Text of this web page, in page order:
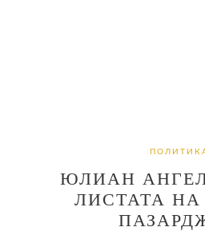
ЮЛИАН
ЛИСТАТА